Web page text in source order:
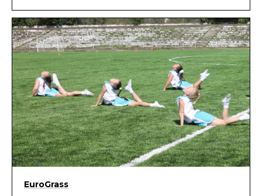
EuroGrass